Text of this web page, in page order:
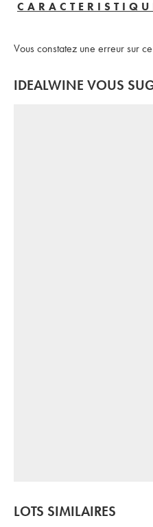
Vous constatez une erreur sur
IDEALWINE VOUS
LOTS SIMILAIRES